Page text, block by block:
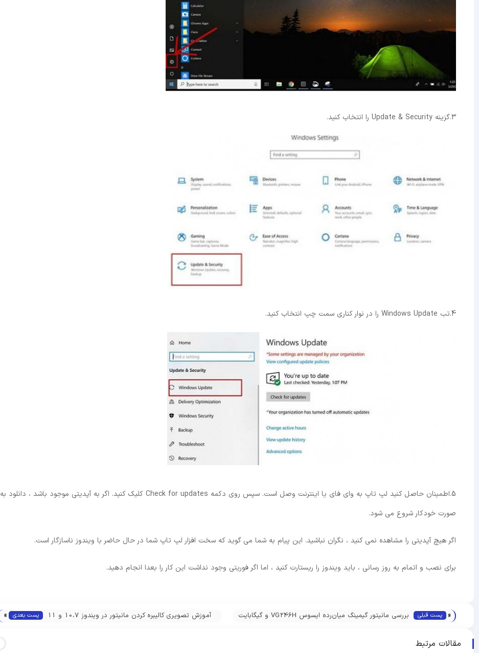
3.گزینه Update & Security را انتخاب کنید.
4.تب Windows Update را در نوار کناری سمت چپ انتخاب کنید.
5.اطمینان حاصل کنید لپ تاپ به وای فای یا اینترنت وصل است. سپس روی دکمه Check for updates کلیک کنید. اگر به آپدیتی موجود باشد ، دانلود به
صورت خودکار شروع می شود.
اگر هیچ آپدیتی را مشاهده نمی کنید ، نگران نباشید. این پیام به شما می گوید که سخت افزار لپ تاپ شما در حال حاضر با ویندوز ناسازگار است.
برای نصب و اتمام به روز رسانی ، باید ویندوز را ریستارت کنید ، اما اگر فوریتی وجود نداشت این کار را بعدا انجام دهید.
« پست قبلی
بررسی مانیتور گیمینگ میان‌رده ایسوس VG246H و گیگابایت
آموزش تصویری کالیبره کردن مانیتور در ویندوز 10،7 و 11 پست بعدی »
مقالات مرتبط